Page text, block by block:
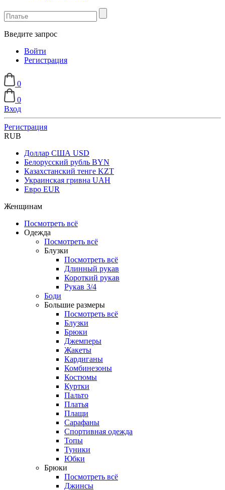
Введите запрос
Войти
Регистрация
0
0
Вход
Регистрация
RUB
Доллар США USD
Белорусский рубль BYN
Казахстанский тенге KZT
Украинская гривна UAH
Евро EUR
Женщинам
Посмотреть всё
Одежда
Посмотреть всё
Блузки
Посмотреть всё
Длинный рукав
Короткий рукав
Рукав 3/4
Боди
Большие размеры
Посмотреть всё
Блузки
Брюки
Джемперы
Жакеты
Кардиганы
Комбинезоны
Костюмы
Куртки
Пальто
Платья
Плащи
Сарафаны
Спортивная одежда
Топы
Туники
Юбки
Брюки
Посмотреть всё
Джинсы